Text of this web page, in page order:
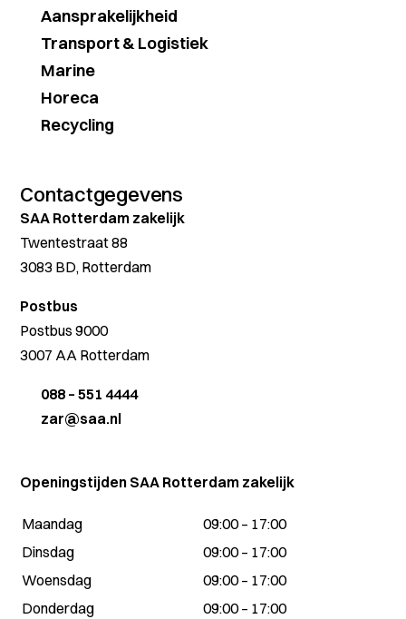
Aansprakelijkheid
Transport & Logistiek
Marine
Horeca
Recycling
Contactgegevens
SAA Rotterdam zakelijk
Twentestraat 88
3083 BD, Rotterdam
Postbus
Postbus 9000
3007 AA Rotterdam
088 – 551 4444
zar@saa.nl
Openingstijden SAA Rotterdam zakelijk
Maandag
09:00 – 17:00
Dinsdag
09:00 – 17:00
Woensdag
09:00 – 17:00
Donderdag
09:00 – 17:00